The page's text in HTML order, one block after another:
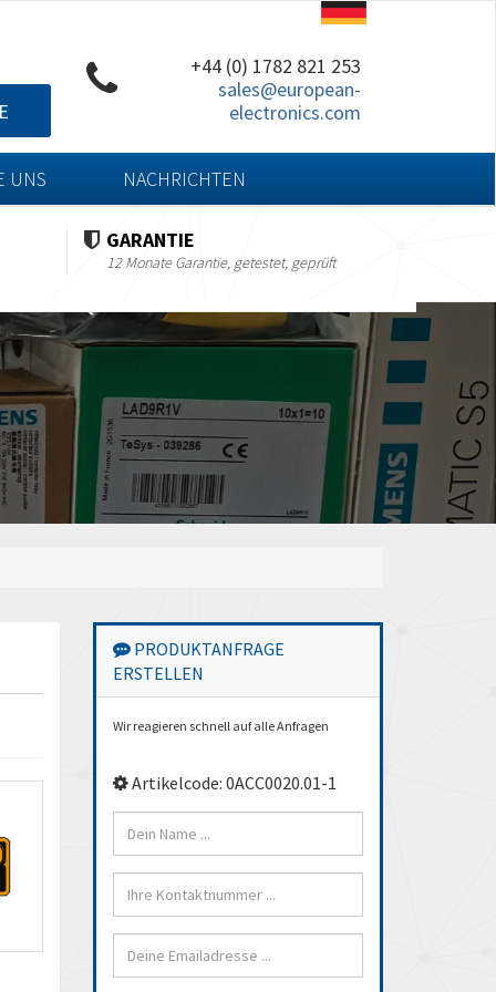
+44 (0) 1782 821 253
sales@european-
electronics.com
UNS NACHRICHTEN
GARANTIE
12 Monate Garantie, getestet, geprüft
PRODUKTANFRAGE
ERSTELLEN
Wir reagieren schnell auf alle Anfragen
Artikelcode: 0ACC0020.01-1